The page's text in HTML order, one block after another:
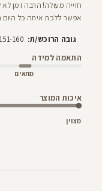
חזייה מעולה! הרבה זמן
אפשר ללכת איתה כל היום
גובה הרוכש/ת: 151-160
התאמה למידה
מתאים
איכות המוצר
מצוין